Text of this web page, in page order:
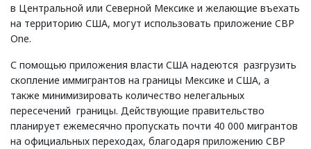
в Центральной или Северной Мексике и желающие въехать
на территорию США, могут использовать приложение CBP
One.
С помощью приложения власти США надеются разгрузить
скопление иммигрантов на границы Мексике и США, а
также минимизировать количество нелегальных
пересечений границы. Действующие правительство
планирует ежемесячно пропускать почти 40 000 мигрантов
на официальных переходах, благодаря приложению CBP